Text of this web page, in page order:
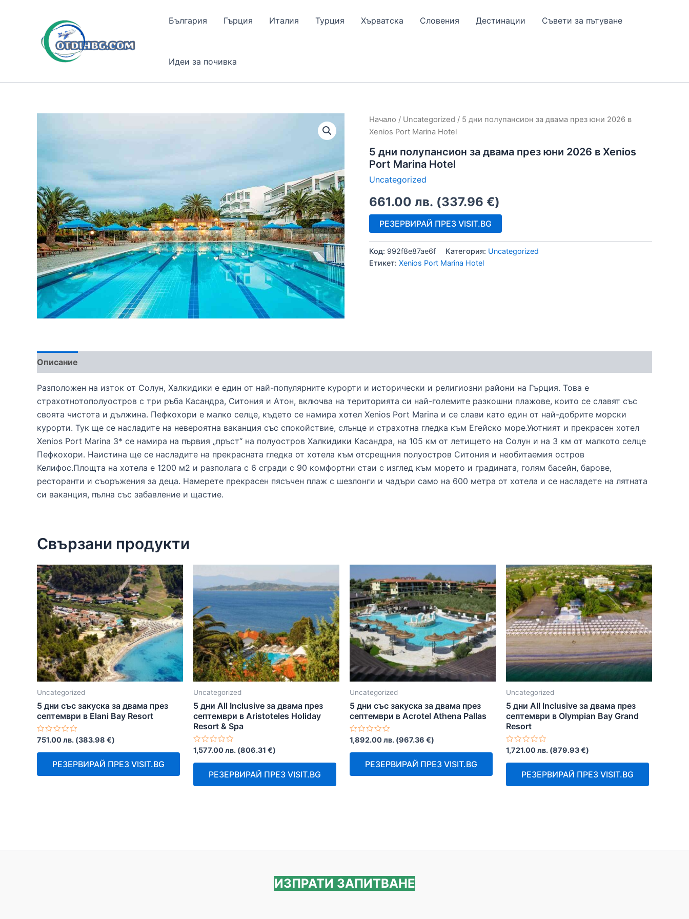
България Гърция Италия Турция Хърватска Словения Дестинации Съвети за пътуване
Идеи за почивка
Начало / Uncategorized / 5 дни полупансион за двама през юни 2026 в
Xenios Port Marina Hotel
5 дни полупансион за двама през юни 2026 в Xenios
Port Marina Hotel
Uncategorized
661.00 лв. (337.96 €)
РЕЗЕРВИРАЙ ПРЕЗ VISIT.BG
Код: 992f8e87ae6f Категория: Uncategorized
Етикет: Xenios Port Marina Hotel
Описание
Разположен на изток от Солун, Халкидики е един от най-популярните курорти и исторически и религиозни райони на Гърция. Това е
страхотнотополуостров с три ръба Касандра, Ситония и Атон, включва на територията си най-големите разкошни плажове, които се славят със
своята чистота и дължина. Пефкохори е малко селце, където се намира хотел Xenios Port Marina и се слави като един от най-добрите морски
курорти. Тук ще се насладите на невероятна ваканция със спокойствие, слънце и страхотна гледка към Егейско море.Уютният и прекрасен хотел
Xenios Port Marina 3* се намира на първия „пръст“ на полуостров Халкидики Касандра, на 105 км от летището на Солун и на 3 км от малкото селце
Пефкохори. Наистина ще се насладите на прекрасната гледка от хотела към отсрещния полуостров Ситония и необитаемия остров
Келифос.Площта на хотела е 1200 м2 и разполага с 6 сгради с 90 комфортни стаи с изглед към морето и градината, голям басейн, барове,
ресторанти и съоръжения за деца. Намерете прекрасен пясъчен плаж с шезлонги и чадъри само на 600 метра от хотела и се насладете на лятната
си ваканция, пълна със забавление и щастие.
Свързани продукти
Uncategorized
5 дни със закуска за двама през
септември в Elani Bay Resort
Оценено
0
751.00лв. (383.98 €)
РЕЗЕРВИРАЙ ПРЕЗ VISIT.BG
Uncategorized
5 дни All Inclusive за двама през
септември в Aristoteles Holiday
Resort & Spa
Оценено
с
0
1,577.00лв. (806.31 €)
РЕЗЕРВИРАЙ ПРЕЗ VISIT.BG
Uncategorized
5 дни със закуска за двама през
септември в Acrotel Athena Pallas
Оценено
с
0
1,892.00лв. (967.36 €)
РЕЗЕРВИРАЙ ПРЕЗ VISIT.BG
Uncategorized
5 дни All Inclusive за двама през
септември в Olympian Bay Grand
Resort
Оценено
с
0
1,721.00лв. (879.93€)
РЕЗЕРВИРАЙ ПРЕЗ VISIT.BG
ИЗПРАТИ ЗАПИТВАНЕ